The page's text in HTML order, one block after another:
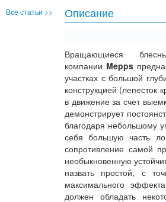
Все статьи >>
Описание
Вращающиеся
компании Mepps
участках с большой
конструкцией
в движение за счет
демонстрирует
благодаря небольшому
себя большую часть
сопротивление самой
необыкновенную
назвать простой, с
максимального
должен обладать